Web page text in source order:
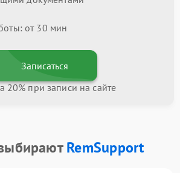
от 30 мин
Записаться
20% при записи на сайте
RemSupport